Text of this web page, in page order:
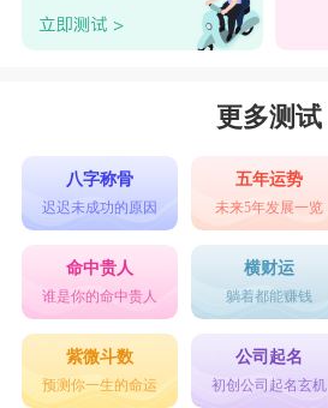
更多测试
八字称骨
迟迟未成功的原因
五年运势
未来5年发展一览
命中贵人
谁是你的命中贵人
横财运
躺着都能赚钱
紫微斗数
预测你一生的命运
公司起名
初创公司起名玄机